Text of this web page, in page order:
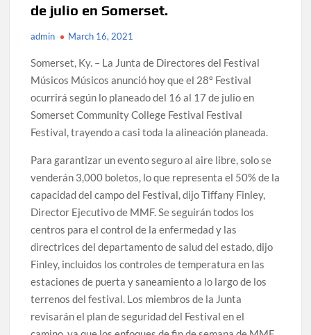
de julio en Somerset.
admin March 16, 2021
Somerset, Ky. – La Junta de Directores del Festival
Músicos Músicos anunció hoy que el 28º Festival
ocurrirá según lo planeado del 16 al 17 de julio en
Somerset Community College Festival Festival
Festival, trayendo a casi toda la alineación planeada.
Para garantizar un evento seguro al aire libre, solo se
venderán 3,000 boletos, lo que representa el 50% de la
capacidad del campo del Festival, dijo Tiffany Finley,
Director Ejecutivo de MMF. Se seguirán todos los
centros para el control de la enfermedad y las
directrices del departamento de salud del estado, dijo
Finley, incluidos los controles de temperatura en las
estaciones de puerta y saneamiento a lo largo de los
terrenos del festival. Los miembros de la Junta
revisarán el plan de seguridad del Festival en el